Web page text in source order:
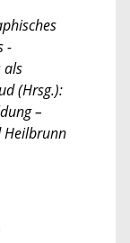
-
als
(Hrsg.):
–
Heilbrunn